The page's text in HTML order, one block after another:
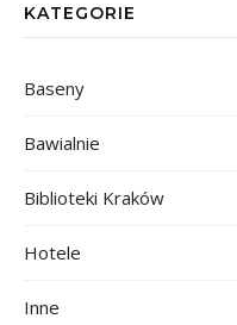
KATEGORIE
Baseny
Bawialnie
Biblioteki Kraków
Hotele
Inne